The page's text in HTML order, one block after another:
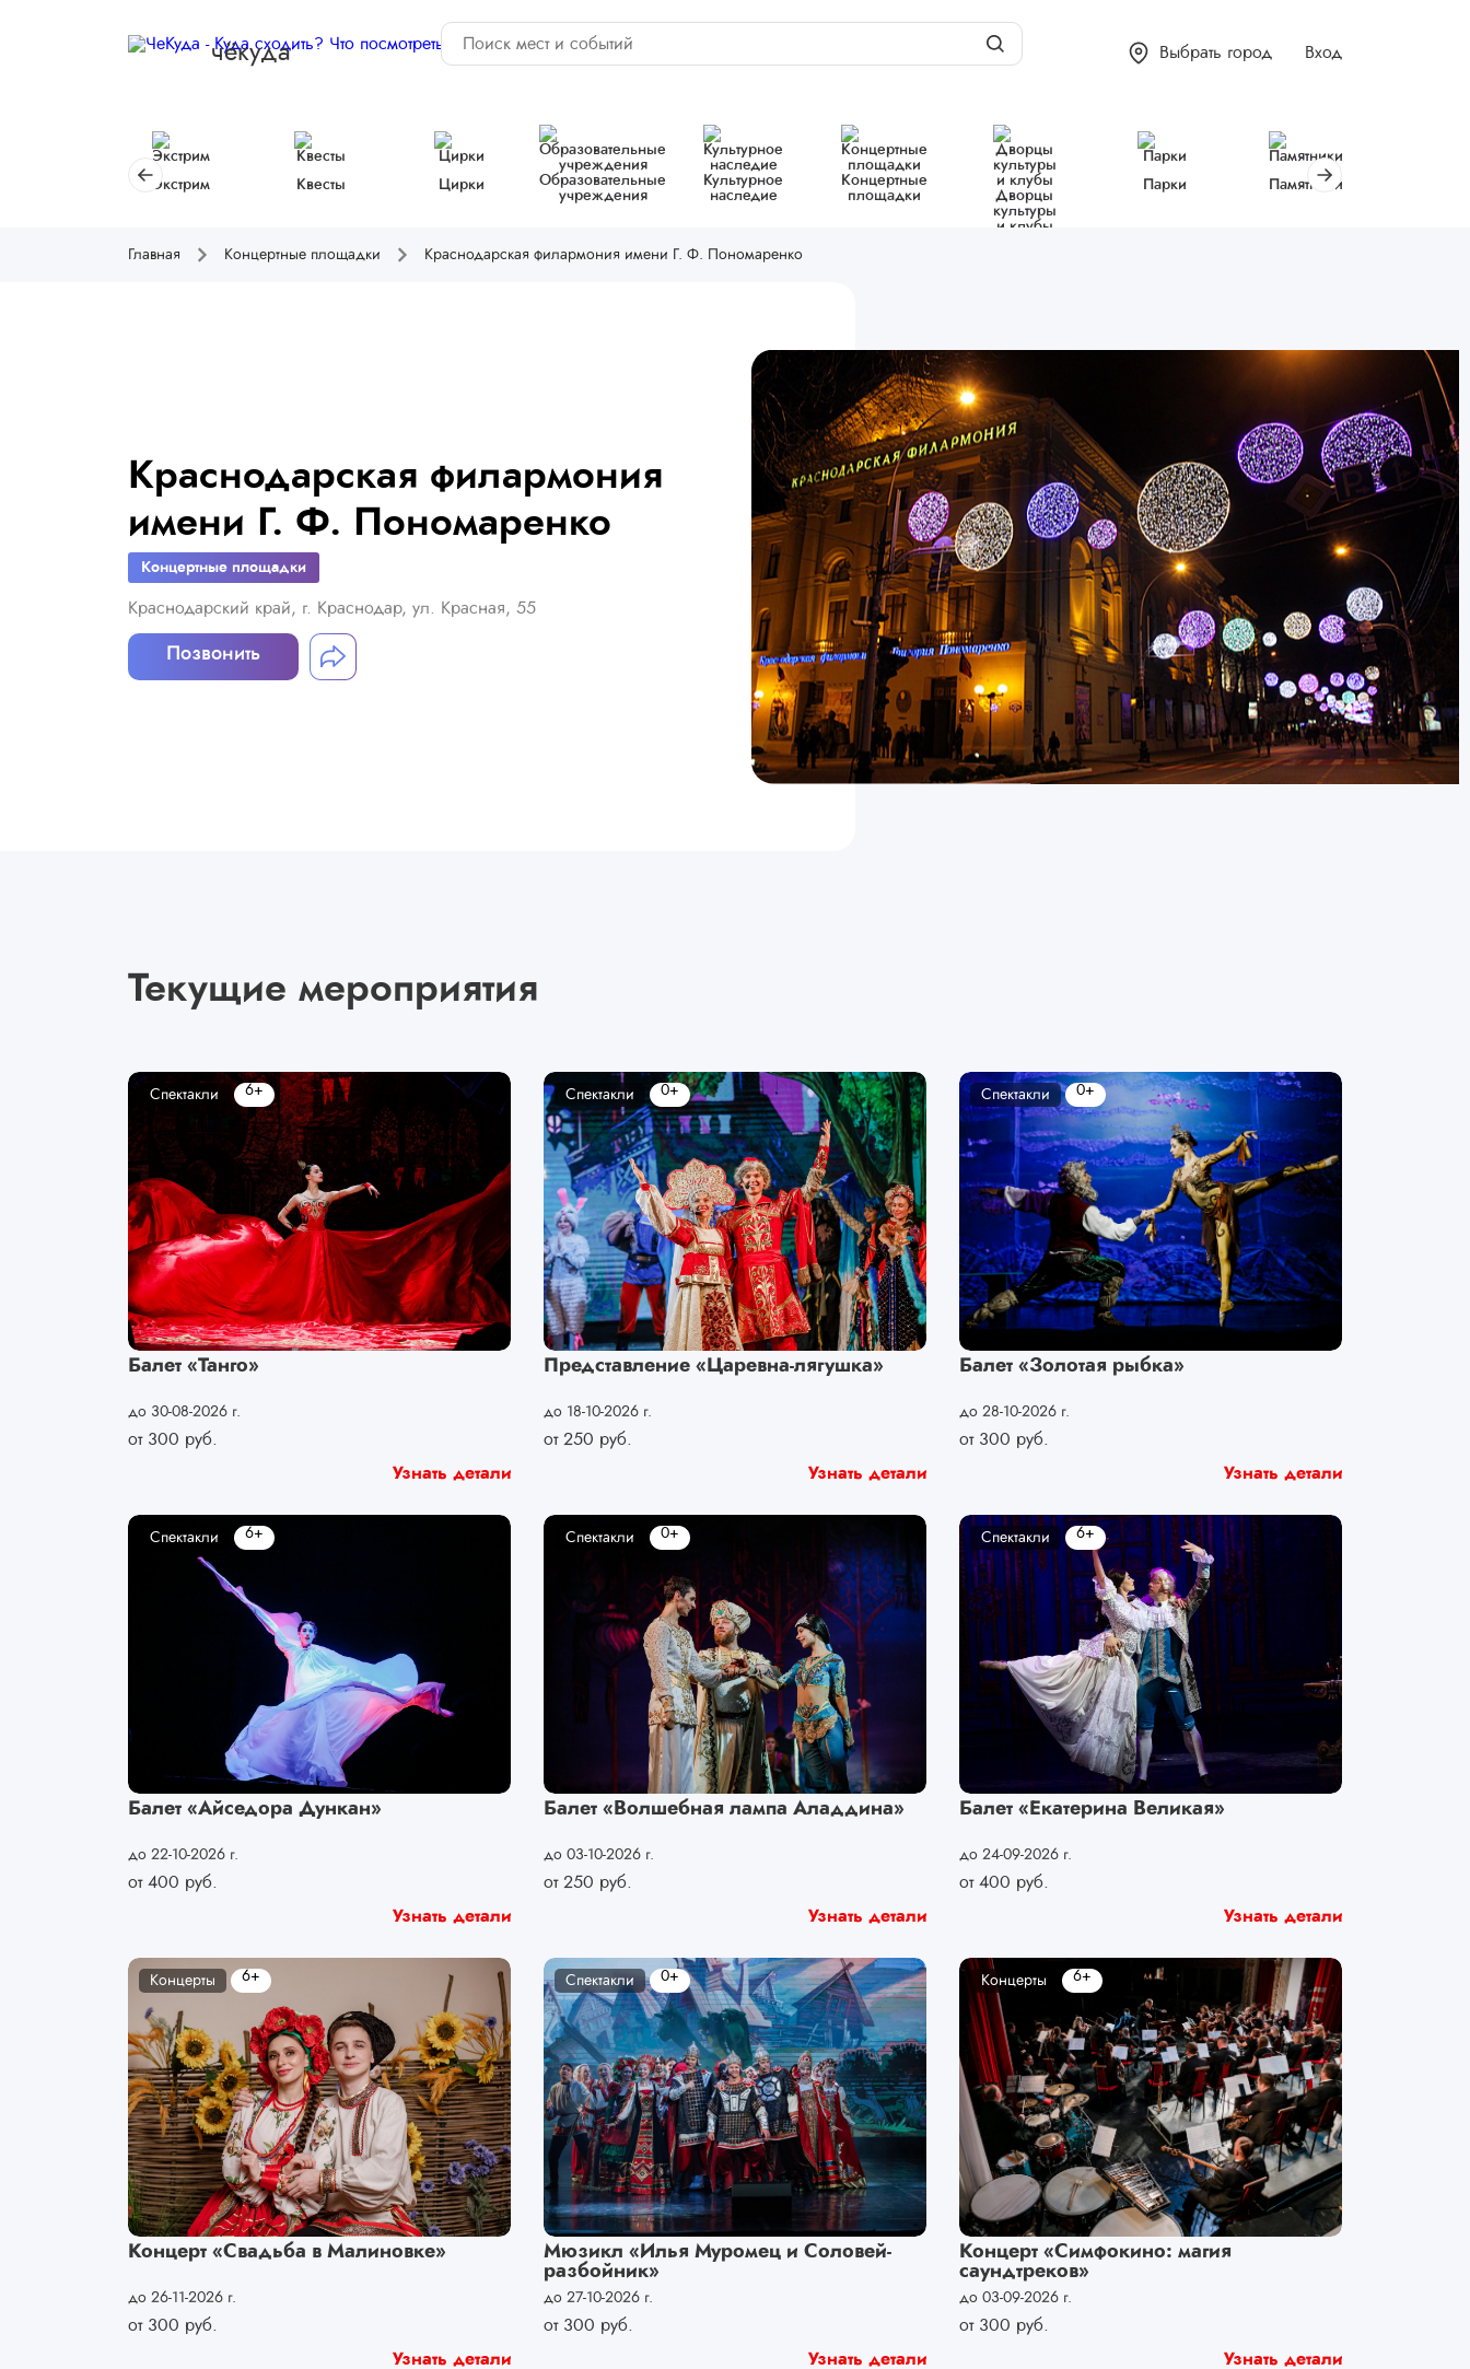
чёкуда Выбрать город Вход
Экстрим Квесты Цирки
Образовательные
учреждения
Культурное
наследие
Концертные
площадки
Дворцы
культуры
и клубы
Парки Памятники
Главная Концертные площадки Краснодарская филармония имени Г. Ф. Пономаренко
Краснодарская филармония
имени Г. Ф. Пономаренко
Концертные площадки
Краснодарский край, г. Краснодар, ул. Красная, 55
Позвонить
Текущие мероприятия
Балет «Танго»
до 30-08-2026 г.
от 300 руб.
Спектакли 6+
Узнать детали
Представление «Царевна-лягушка»
до 18-10-2026 г.
от 250 руб.
Спектакли 0+
Узнать детали
Балет «Золотая рыбка»
до 28-10-2026 г.
от 300 руб.
Спектакли 0+
Узнать детали
Балет «Айседора Дункан»
до 22-10-2026 г.
от 400 руб.
Спектакли 6+
Узнать детали
Балет «Волшебная лампа Аладдина»
до 03-10-2026 г.
от 250 руб.
Спектакли 0+
Узнать детали
Балет «Екатерина Великая»
до 24-09-2026 г.
от 400 руб.
Спектакли 6+
Узнать детали
Концерт «Свадьба в Малиновке»
до 26-11-2026 г.
от 300 руб.
Концерты 6+
Узнать детали
Мюзикл «Илья Муромец и Соловей-
разбойник»
до 27-10-2026 г.
от 300 руб.
Спектакли 0+
Узнать детали
Концерт «Симфокино: магия
саундтреков»
до 03-09-2026 г.
от 300 руб.
Концерты 6+
Узнать детали